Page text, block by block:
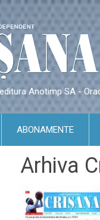
Anotimp SA -
ABONAMENTE
Arhiva